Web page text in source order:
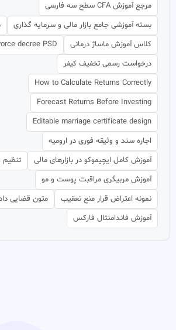
مرجع آموزش CFA سطح سه فارسی
بسته آموزشی جامع بازار مالی و سرمایه گذاری
کلاس آموزش ماساژ درمانی
decree PSD
درخواست رسمی تخفیف کیفر
How to Calculate Returns Correctly
Forecast Returns Before Investing
Editable marriage certificate design
اجاره سند و وثیقه فوری در ارومیه
آموزش کامل ایچیموکو در بازارهای مالی
آموزش مربیگری مراقبت پوست و مو
نمونه اعتراض قرار منع تعقیب
متون قضایی
آموزش فاندامنتال فارکس